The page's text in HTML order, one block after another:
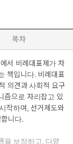
목차
서 비례대표제가 차
책입니다. 비례대표
의견과 사회적 요구
즘으로 자리잡고 있
작하여, 선거제도와
니다.
을 보장하고, 다양